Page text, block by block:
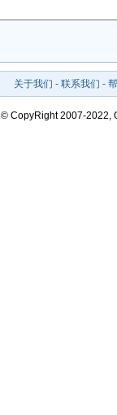
关于我们 - 联系我们 -
© CopyRight 2007-2022,